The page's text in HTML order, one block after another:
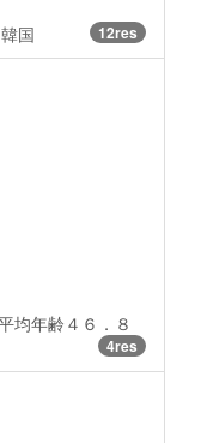
国 12res
均年齢４６．８
4res